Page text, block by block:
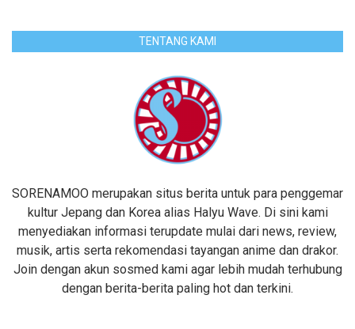
TENTANG KAMI
SORENAMOO merupakan situs berita untuk para penggemar
kultur Jepang dan Korea alias Halyu Wave. Di sini kami
menyediakan informasi terupdate mulai dari news, review,
musik, artis serta rekomendasi tayangan anime dan drakor.
Join dengan akun sosmed kami agar lebih mudah terhubung
dengan berita-berita paling hot dan terkini.